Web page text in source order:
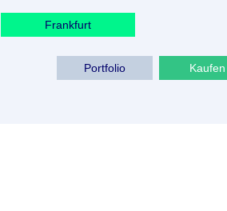
Frankfurt
Kaufen
Portfolio